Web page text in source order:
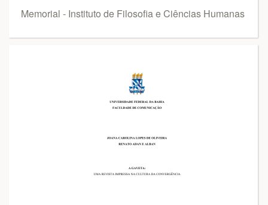
Memorial - Instituto de Filosofia e Ciências Humanas